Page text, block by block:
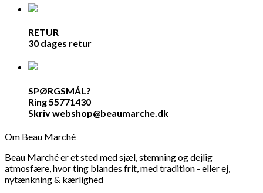
RETUR
30 dages retur
SPØRGSMÅL?
Ring 55771430
Skriv webshop@beaumarche.dk
Om Beau Marché
Beau Marché er et sted med sjæl, stemning og dejlig
atmosfære, hvor ting blandes frit, med tradition - eller ej,
nytænkning & kærlighed